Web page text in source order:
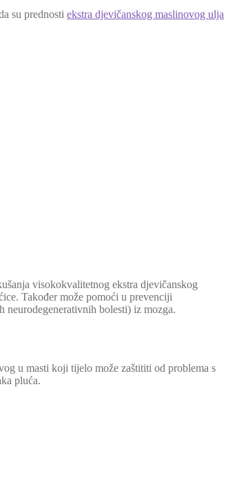
su prednosti ekstra djevičanskog maslinovog ulja
visokokvalitetnog ekstra djevičanskog
Također može pomoći u prevenciji
neurodegenerativnih bolesti) iz mozga.
u masti koji tijelo može zaštititi od problema s
pluća.